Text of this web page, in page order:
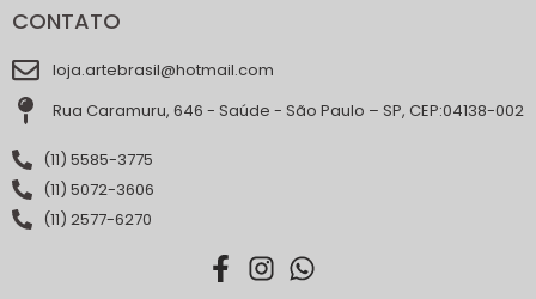
CONTATO
loja.artebrasil@hotmail.com
Rua Caramuru, 646 - Saúde - São Paulo – SP, CEP:04138-002
(11) 5585-3775
(11) 5072-3606
(11) 2577-6270